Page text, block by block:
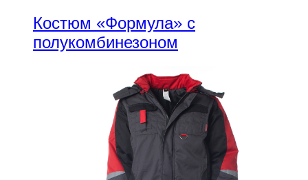
Костюм «Формула» с
полукомбинезоном